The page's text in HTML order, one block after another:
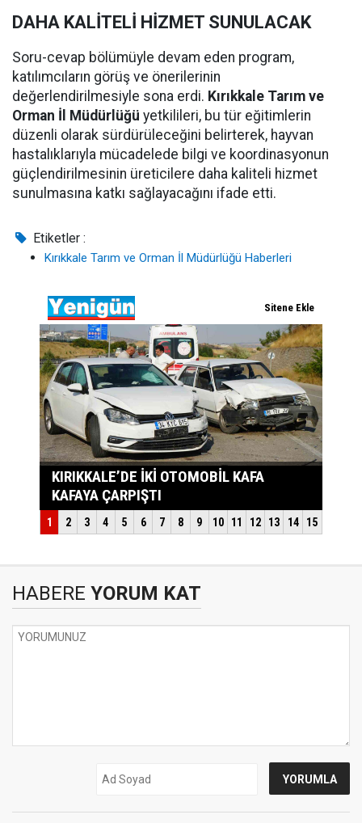
DAHA KALİTELİ HİZMET SUNULACAK
Soru-cevap bölümüyle devam eden program,
katılımcıların görüş ve önerilerinin
değerlendirilmesiyle sona erdi. Kırıkkale Tarım ve
Orman İl Müdürlüğü yetkilileri, bu tür eğitimlerin
düzenli olarak sürdürüleceğini belirterek, hayvan
hastalıklarıyla mücadelede bilgi ve koordinasyonun
güçlendirilmesinin üreticilere daha kaliteli hizmet
sunulmasına katkı sağlayacağını ifade etti.
Etiketler :
Kırıkkale Tarım ve Orman İl Müdürlüğü Haberleri
HABERE YORUM KAT